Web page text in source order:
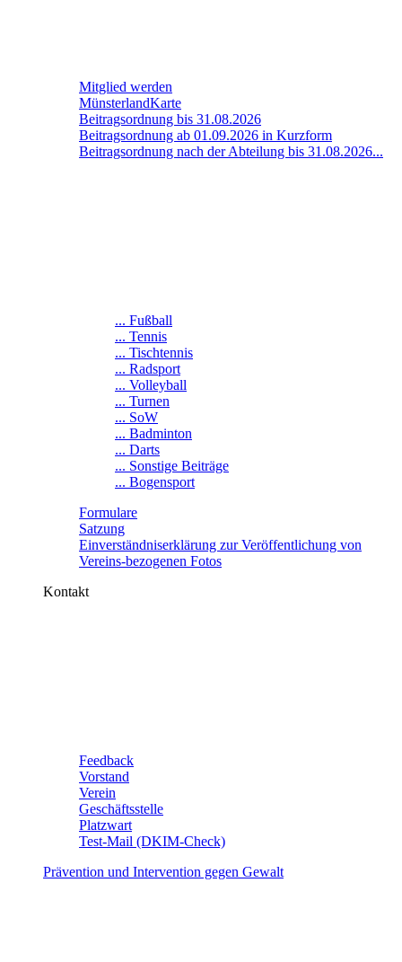
Mitglied werden
MünsterlandKarte
Beitragsordnung bis 31.08.2026
Beitragsordnung ab 01.09.2026 in Kurzform
Beitragsordnung nach der Abteilung bis 31.08.2026...
... Fußball
... Tennis
... Tischtennis
... Radsport
... Volleyball
... Turnen
... SoW
... Badminton
... Darts
... Sonstige Beiträge
... Bogensport
Formulare
Satzung
Einverständniserklärung zur Veröffentlichung von
Vereins-bezogenen Fotos
Kontakt
Feedback
Vorstand
Verein
Geschäftsstelle
Platzwart
Test-Mail (DKIM-Check)
Prävention und Intervention gegen Gewalt